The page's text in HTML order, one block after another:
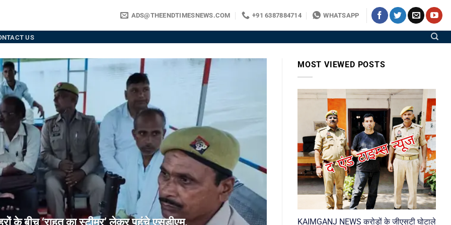
ADS@THEENDTIMESNEWS.COM +91 6387884714 WHATSAPP
US
के बीच ‘राहत का स्टीमर’ लेकर पहुंचे एसडीएम,
MOST VIEWED POSTS
KAIMGANJ NEWS करोड़ों के जीएसटी घोटाले